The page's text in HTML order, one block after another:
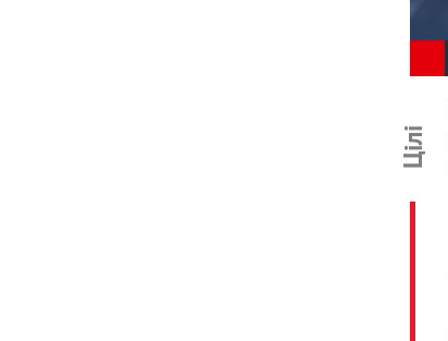
Цілі